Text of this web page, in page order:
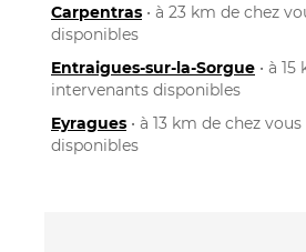
Carpentras • à 23 km de chez
disponibles
Entraigues-sur-la-Sorgue • à
intervenants disponibles
Eyragues • à 13 km de chez
disponibles